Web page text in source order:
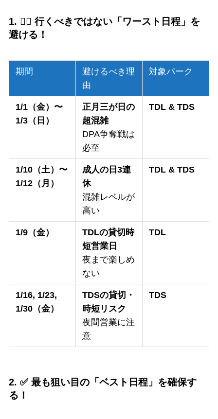
1. 🙅‍♀️ 行くべきではない「ワースト日程」を
避ける！
期間
避けるべき理
由
対象パーク
1/1（金）〜
1/3（日）
正月三が日の
超混雑
DPA争奪戦は
必至
TDL & TDS
1/10（土）〜
1/12（月）
成人の日3連
休
混雑レベルが
高い
TDL & TDS
1/9（金）
TDLの貸切時
短営業日
夜まで楽しめ
ない
TDL
1/16, 1/23,
1/30（金）
TDSの貸切・
時短リスク
夜間営業に注
意
TDS
2. ✅ 最も狙い目の「ベスト日程」を確保す
る！